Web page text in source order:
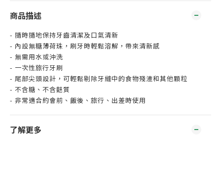
商品描述
- 隨時隨地保持牙齒清潔及口氣清新
- 內設無糖薄荷珠，刷牙時輕鬆溶解，帶來清新感
- 無需用水或沖洗
- 一次性旅行牙刷
- 尾部尖頭設計，可輕鬆剔除牙縫中的食物殘渣和其他顆粒
- 不含糖、不含麩質
- 非常適合約會前、飯後、旅行、出差時使用
了解更多